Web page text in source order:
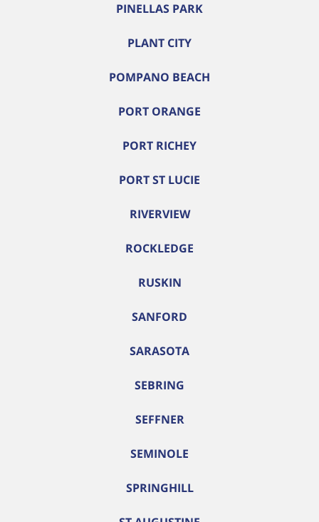
PINELLAS PARK
PLANT CITY
POMPANO BEACH
PORT ORANGE
PORT RICHEY
PORT ST LUCIE
RIVERVIEW
ROCKLEDGE
RUSKIN
SANFORD
SARASOTA
SEBRING
SEFFNER
SEMINOLE
SPRINGHILL